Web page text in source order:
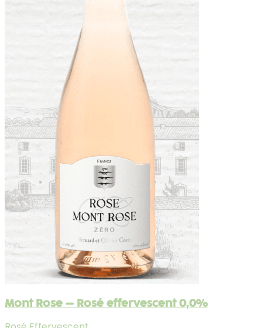
Mont Rose – Rosé effervescent 0,0%